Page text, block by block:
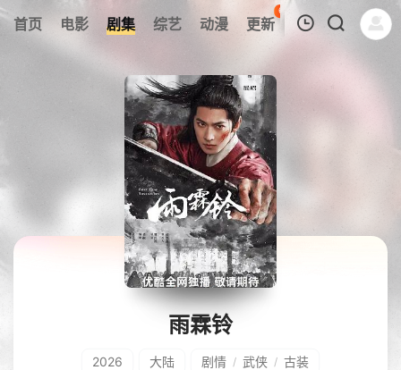
首页 电影 剧集 综艺 动漫 更新
65
热榜 APP
暂无观看影片的记录
雨霖铃
2026 大陆 剧情 / 武侠 / 古装